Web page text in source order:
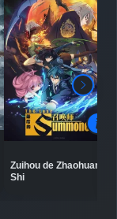
Zuihou de Zhaohuan
Shi